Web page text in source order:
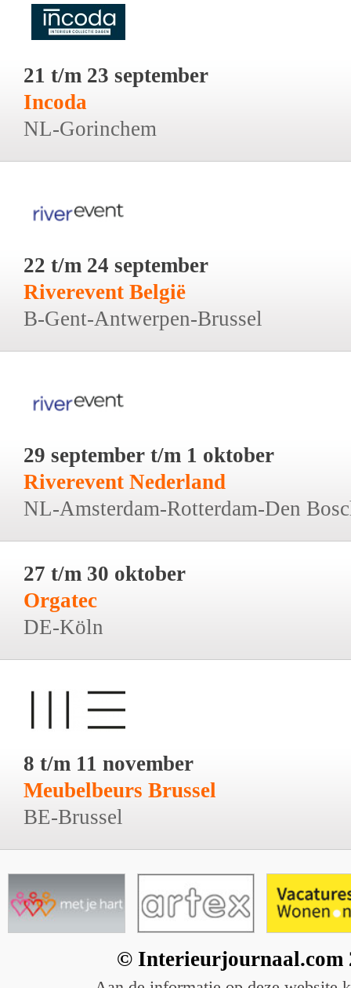
21 t/m 23 september
Incoda
NL-Gorinchem
22 t/m 24 september
Riverevent België
B-Gent-Antwerpen-Brussel
29 september t/m 1 oktober
Riverevent Nederland
NL-Amsterdam-Rotterdam-Den
27 t/m 30 oktober
Orgatec
DE-Köln
8 t/m 11 november
Meubelbeurs Brussel
BE-Brussel
© Interieurjournaal.com